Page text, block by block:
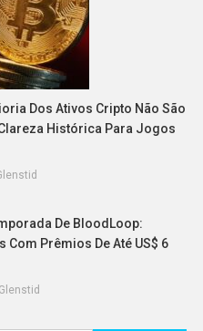
Dos Ativos Cripto Não São
Histórica Para Jogos
De BloodLoop:
Com Prêmios De Até US$ 6